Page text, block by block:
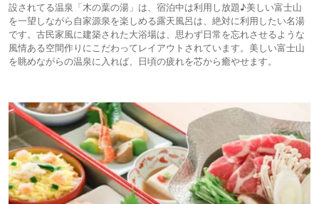
設されてる温泉「木の葉の湯」は、宿泊中は利用し放題♪美しい富士山
を一望しながら自家源泉を楽しめる露天風呂は、絶対に利用したい名湯
です。古民家風に建築された大浴場は、思わず日常を忘れさせるような
風情ある空間作りにこだわってレイアウトされています。美しい富士山
を眺めながらの温泉に入れば、日頃の疲れを芯から癒やせます。